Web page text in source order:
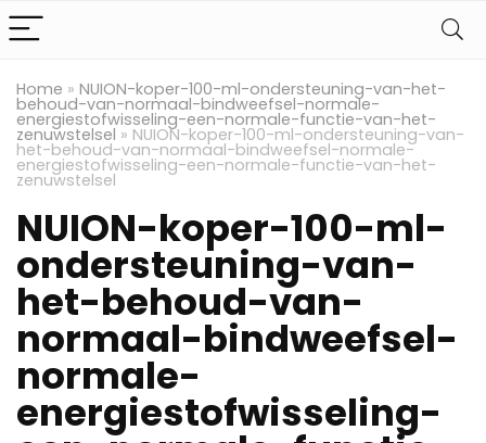
Home » NUION-koper-100-ml-ondersteuning-van-het-
behoud-van-normaal-bindweefsel-normale-
energiestofwisseling-een-normale-functie-van-het-
zenuwstelsel » NUION-koper-100-ml-ondersteuning-van-
het-behoud-van-normaal-bindweefsel-normale-
energiestofwisseling-een-normale-functie-van-het-
zenuwstelsel
NUION-koper-100-ml-
ondersteuning-van-
het-behoud-van-
normaal-bindweefsel-
normale-
energiestofwisseling-